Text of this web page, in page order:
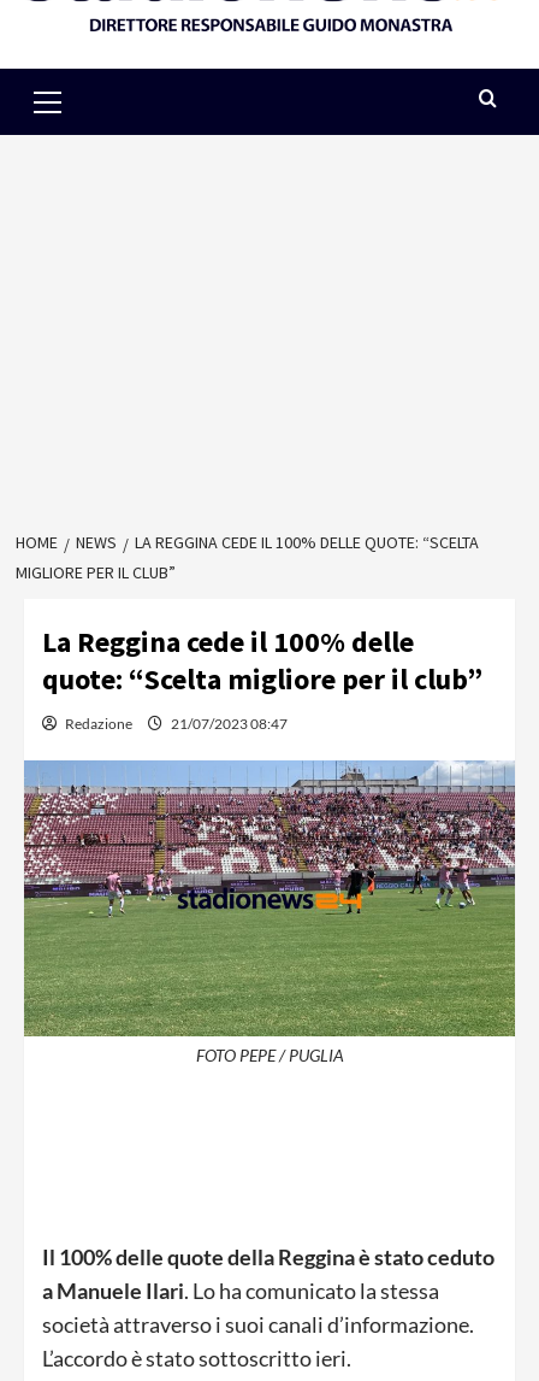
Menu
HOME NEWS
LA REGGINA CEDE IL 100% DELLE QUOTE: “SCELTA
MIGLIORE PER IL CLUB”
La Reggina cede il 100% delle
quote: “Scelta migliore per il club”
Redazione 21/07/2023 08:47
FOTO PEPE / PUGLIA
Il 100% delle quote della Reggina è stato ceduto
a Manuele Ilari. Lo ha comunicato la stessa
società attraverso i suoi canali d’informazione.
L’accordo è stato sottoscritto ieri.